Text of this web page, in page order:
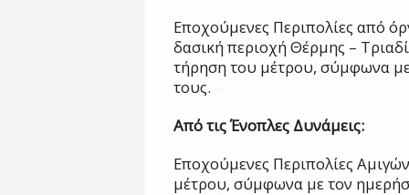
Εποχούμενες Περιπολίες από
δασική περιοχή Θέρμης –
τήρηση του μέτρου, σύμφωνα
τους.
Από τις Ένοπλες Δυνάμεις:
Εποχούμενες Περιπολίες
μέτρου, σύμφωνα με τον